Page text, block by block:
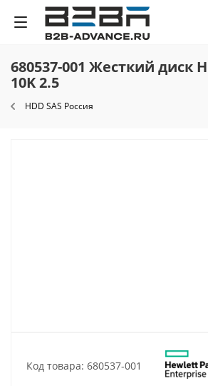
680537-001 Жесткий диск
10K 2.5
HDD SAS Россия
Код товара: 680537-001